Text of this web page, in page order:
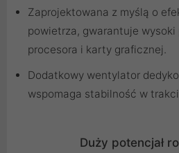
Zaprojektowana z myślą o
powietrza, gwarantuje wysoki
procesora i karty graficznej.
Dodatkowy wentylator
wspomaga stabilność w
Duży potencjał